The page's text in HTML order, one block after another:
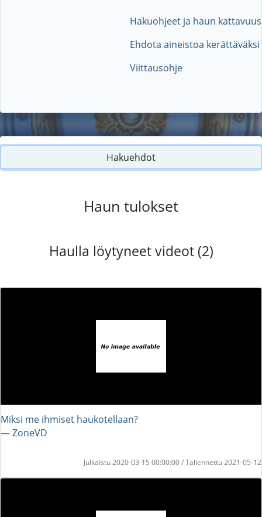
Hakuohjeet ja haun kattavuus
Ehdota aineistoa kerättäväksi
Viittausohje
Hakuehdot
Haun tulokset
Haulla löytyneet videot (2)
Miksi me ihmiset haukotellaan?
― ZoneVD
Julkaistu 2020-03-15 00:00:00 / Tallennettu 2021-05-12